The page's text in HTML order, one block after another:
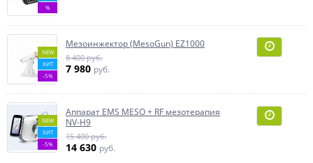
%
NEW
ХИТ
-5%
Мезоинжектор (MesoGun) EZ1000
8 400 руб.
7 980 руб.
NEW
ХИТ
-5%
Аппарат EMS MESO + RF мезотерапия
NV-H9
15 400 руб.
14 630 руб.